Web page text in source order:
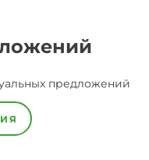
предложений